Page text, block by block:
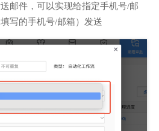
邮件，可以实现给指定手机号/邮
写的手机号/邮箱）发送